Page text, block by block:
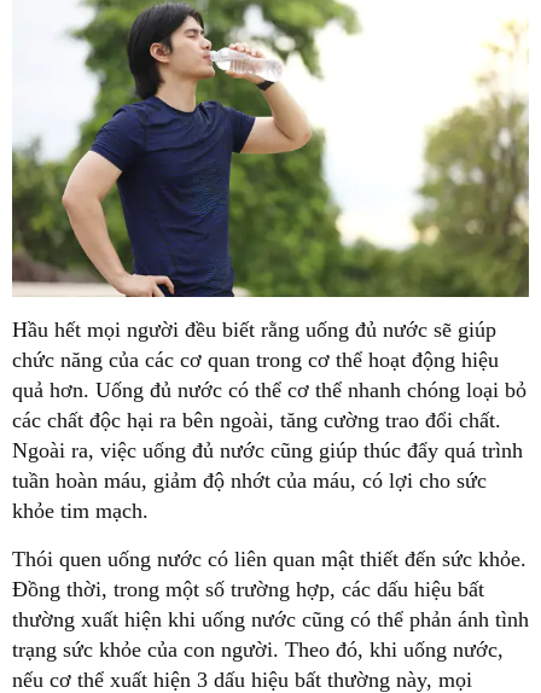
Hầu hết mọi người đều biết rằng uống đủ nước sẽ giúp
chức năng của các cơ quan trong cơ thể hoạt động hiệu
quả hơn. Uống đủ nước có thể cơ thể nhanh chóng loại bỏ
các chất độc hại ra bên ngoài, tăng cường trao đổi chất.
Ngoài ra, việc uống đủ nước cũng giúp thúc đẩy quá trình
tuần hoàn máu, giảm độ nhớt của máu, có lợi cho sức
khỏe tim mạch.
Thói quen uống nước có liên quan mật thiết đến sức khỏe.
Đồng thời, trong một số trường hợp, các dấu hiệu bất
thường xuất hiện khi uống nước cũng có thể phản ánh tình
trạng sức khỏe của con người. Theo đó, khi uống nước,
nếu cơ thể xuất hiện 3 dấu hiệu bất thường này, mọi